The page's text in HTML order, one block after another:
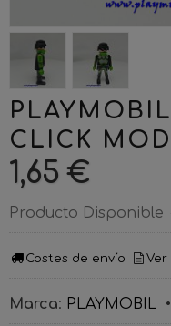
CLICK
1,65 €
Producto Disponible
Costes de envío Ver
Marca: PLAYMOBIL •